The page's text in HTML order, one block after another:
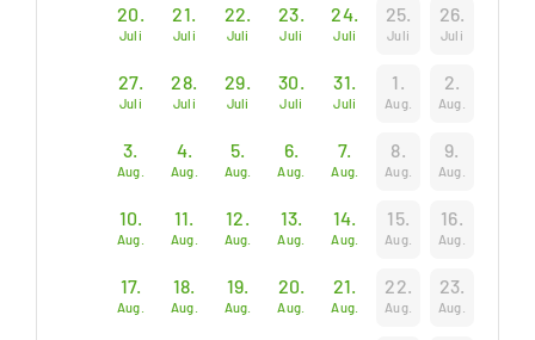
20.
Juli
21.
Juli
22.
Juli
23.
Juli
24.
Juli
25.
Juli
26.
Juli
27.
Juli
28.
Juli
29.
Juli
30.
Juli
31.
Juli
1.
Aug.
2.
Aug.
3.
Aug.
4.
Aug.
5.
Aug.
6.
Aug.
7.
Aug.
8.
Aug.
9.
Aug.
10.
Aug.
11.
Aug.
12.
Aug.
13.
Aug.
14.
Aug.
15.
Aug.
16.
Aug.
17.
Aug.
18.
Aug.
19.
Aug.
20.
Aug.
21.
Aug.
22.
Aug.
23.
Aug.